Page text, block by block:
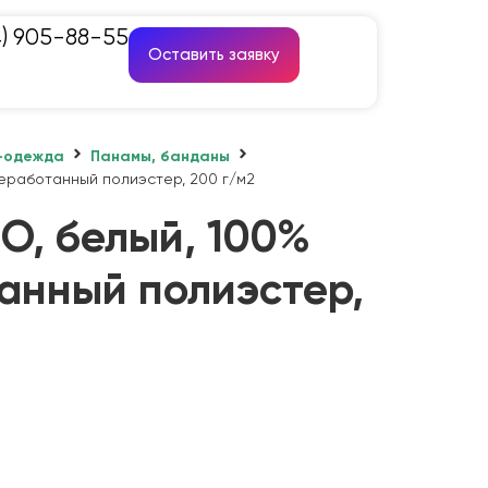
905-88-55
Оставить заявку
Панамы, банданы
полиэстер, 200 г/м2
белый, 100%
полиэстер,